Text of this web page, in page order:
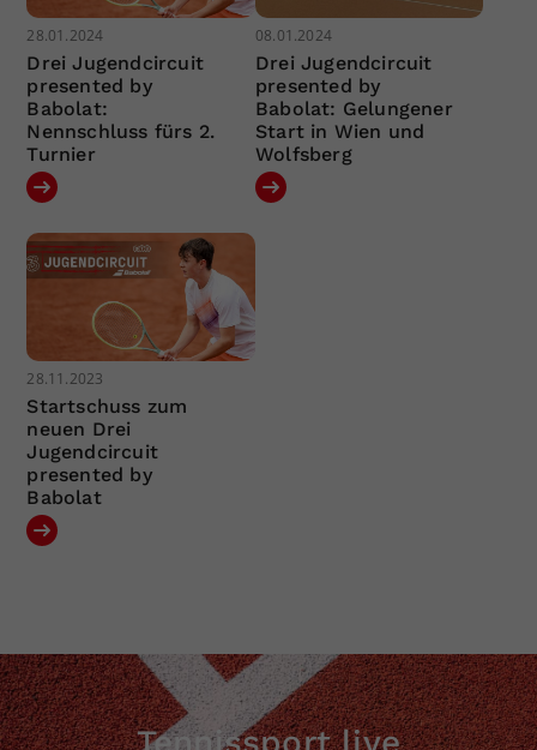
28.01.2024
Drei Jugendcircuit
presented by
Babolat:
Nennschluss fürs 2.
Turnier
08.01.2024
Drei Jugendcircuit
presented by
Babolat: Gelungener
Start in Wien und
Wolfsberg
28.11.2023
Startschuss zum
neuen Drei
Jugendcircuit
presented by
Babolat